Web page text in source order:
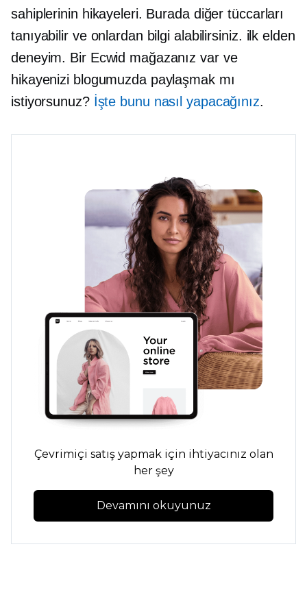
sahiplerinin hikayeleri. Burada diğer tüccarları
tanıyabilir ve onlardan bilgi alabilirsiniz. ilk elden
deneyim. Bir Ecwid mağazanız var ve
hikayenizi blogumuzda paylaşmak mı
istiyorsunuz? İşte bunu nasıl yapacağınız.
Çevrimiçi satış yapmak için ihtiyacınız olan
her şey
Devamını okuyunuz